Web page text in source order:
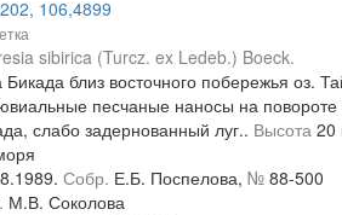
106,4899
sibirica (Turcz. ex Ledeb.) Boeck.
Бикада близ восточного побережья оз.
песчаные наносы на повороте
слабо задернованный луг.. Высота 20
Собр. Е.Б. Поспелова, № 88-500
М.В. Соколова